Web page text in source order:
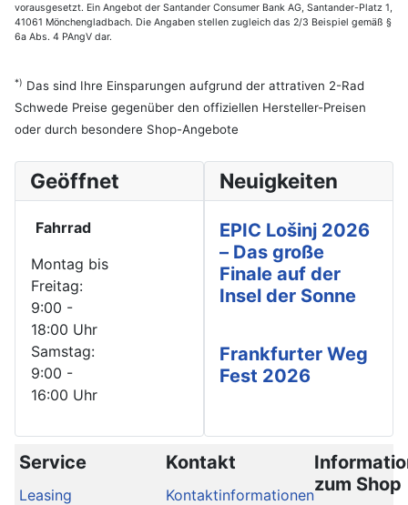
vorausgesetzt. Ein Angebot der Santander Consumer Bank AG, Santander-Platz 1,
41061 Mönchengladbach. Die Angaben stellen zugleich das 2/3 Beispiel gemäß §
6a Abs. 4 PAngV dar.
*) Das sind Ihre Einsparungen aufgrund der attrativen 2-Rad
Schwede Preise gegenüber den offiziellen Hersteller-Preisen
oder durch besondere Shop-Angebote
Geöffnet
Fahrrad
Montag bis
Freitag:
9:00 -
18:00 Uhr
Samstag:
9:00 -
16:00 Uhr
Neuigkeiten
EPIC Lošinj 2026
– Das große
Finale auf der
Insel der Sonne
Frankfurter Weg
Fest 2026
Service
Leasing
Kontakt
Kontaktinformationenzum Shop